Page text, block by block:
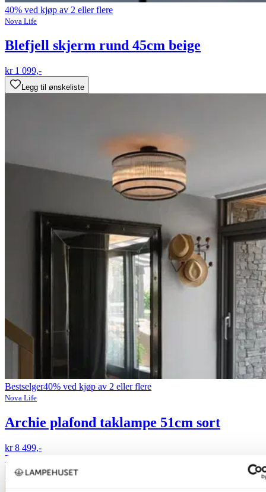
40% ved kjøp av 2 eller flere
Nova Life
Blefjell skjerm rund 45cm beige
kr 1 099,-
Legg til ønskeliste
Bestselger40% ved kjøp av 2 eller flere
Nova Life
Archie plafond taklampe 51cm sort
kr 8 499,-
70%
Legg til ønskeliste